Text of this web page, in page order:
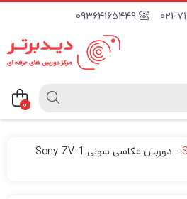
09364165449
0
-
دوربین عکاسی سونی Sony ZV-1